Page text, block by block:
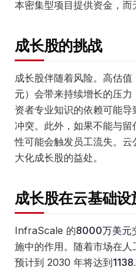
本密集型项目提供资金，而
成长股的挑战
成长股伴随着风险。高估
元）会带来持续增长的压
资者专业知识的依赖可能
冲突。此外，如果不能与
性可能会触发员工流失。云
大化成长股的益处。
成长股在云基础
InfraScale 的8000万美元
施中的作用。随着市场在人
预计到 2030 年将达到